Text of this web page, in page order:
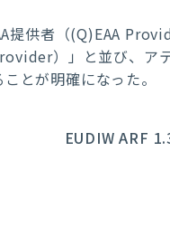
提供者（(Q)EAA
）」と並び、ア
とが明確になった。
EUDIW ARF